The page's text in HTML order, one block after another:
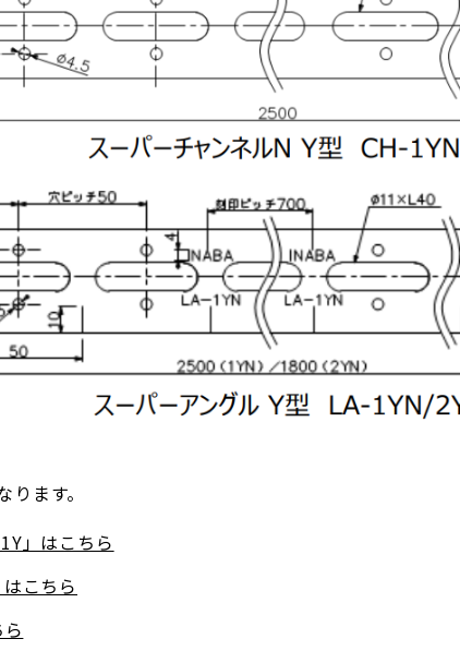
ます。
」はこちら
こちら